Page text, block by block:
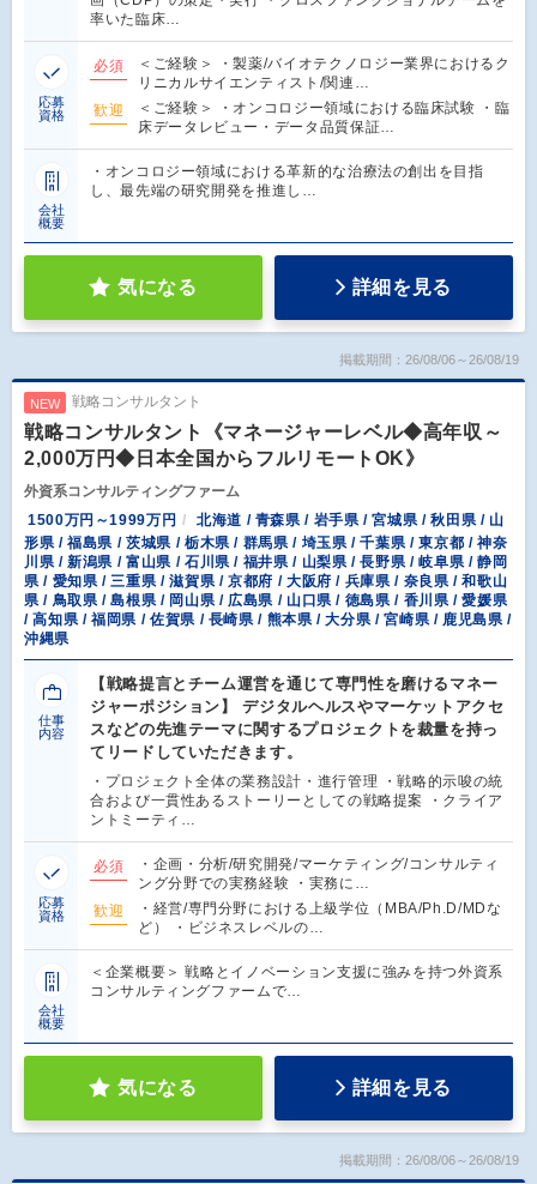
率いた臨床…
応募
資格
必須
＜ご経験＞ ・製薬/バイオテクノロジー業界におけるク
リニカルサイエンティスト/関連…
歓迎
＜ご経験＞ ・オンコロジー領域における臨床試験 ・臨
床データレビュー・データ品質保証…
会社
概要
・オンコロジー領域における革新的な治療法の創出を目指
し、最先端の研究開発を推進し…
気になる 詳細を見る
掲載期間：26/08/06～26/08/19
NEW 戦略コンサルタント
戦略コンサルタント《マネージャーレベル◆高年収～
2,000万円◆日本全国からフルリモートOK》
外資系コンサルティングファーム
1500万円～1999万円
北海道 / 青森県 / 岩手県 / 宮城県 / 秋田県 / 山
形県 / 福島県 / 茨城県 / 栃木県 / 群馬県 / 埼玉県 / 千葉県 / 東京都 / 神奈
川県 / 新潟県 / 富山県 / 石川県 / 福井県 / 山梨県 / 長野県 / 岐阜県 / 静岡
県 / 愛知県 / 三重県 / 滋賀県 / 京都府 / 大阪府 / 兵庫県 / 奈良県 / 和歌山
県 / 鳥取県 / 島根県 / 岡山県 / 広島県 / 山口県 / 徳島県 / 香川県 / 愛媛県
/ 高知県 / 福岡県 / 佐賀県 / 長崎県 / 熊本県 / 大分県 / 宮崎県 / 鹿児島県 /
沖縄県
仕事
内容
【戦略提言とチーム運営を通じて専門性を磨けるマネー
ジャーポジション】 デジタルヘルスやマーケットアクセ
スなどの先進テーマに関するプロジェクトを裁量を持っ
てリードしていただきます。
・プロジェクト全体の業務設計・進行管理 ・戦略的示唆の統
合および一貫性あるストーリーとしての戦略提案 ・クライア
ントミーティ…
応募
資格
必須
・企画・分析/研究開発/マーケティング/コンサルティ
ング分野での実務経験 ・実務に…
歓迎
・経営/専門分野における上級学位（MBA/Ph.D/MDな
ど） ・ビジネスレベルの…
会社
概要
＜企業概要＞ 戦略とイノベーション支援に強みを持つ外資系
コンサルティングファームで…
気になる 詳細を見る
掲載期間：26/08/06～26/08/19